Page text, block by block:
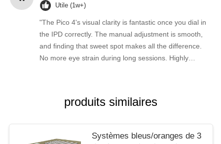
Utile (1w+)
"The Pico 4's visual clarity is fantastic once you dial in
the IPD correctly. The manual adjustment is smooth,
and finding that sweet spot makes all the difference.
No more eye strain during long sessions. Highly
finding that sweet spot makes all the difference. No
Pico 4's visual clarity is fantastic once you dial in the
produits similaires
Systèmes bleus/oranges de 3